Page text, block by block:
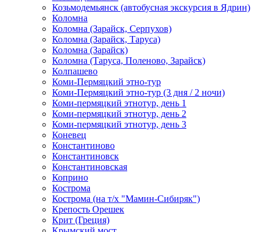
Козьмодемьянск (автобусная экскурсия в Ядрин)
Коломна
Коломна (Зарайск, Серпухов)
Коломна (Зарайск, Таруса)
Коломна (Зарайск)
Коломна (Таруса, Поленово, Зарайск)
Колпашево
Коми-Пермяцкий этно-тур
Коми-Пермяцкий этно-тур (3 дня / 2 ночи)
Коми-пермяцкий этнотур, день 1
Коми-пермяцкий этнотур, день 2
Коми-пермяцкий этнотур, день 3
Коневец
Константиново
Константиновск
Константиновская
Коприно
Кострома
Кострома (на т/х "Мамин-Сибиряк")
Крепость Орешек
Крит (Греция)